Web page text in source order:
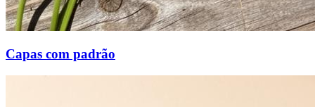
Capas com padrão